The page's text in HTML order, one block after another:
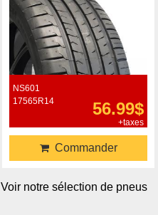
NS601
17565R14
56.99$
+taxes
Commander
Voir notre sélection de pneus